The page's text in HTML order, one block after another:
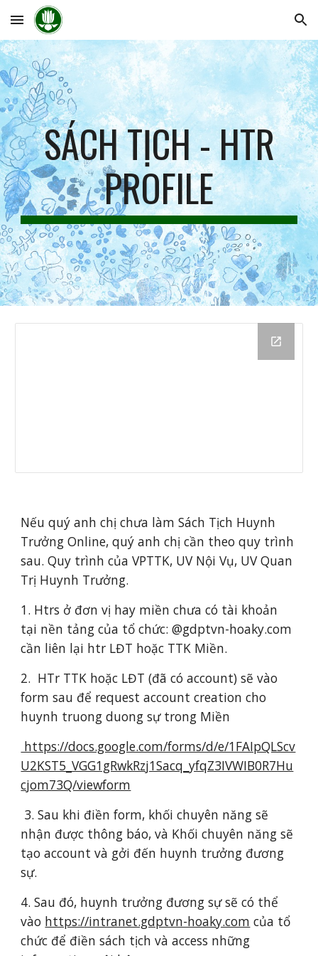
Skip to main content Skip to navigation
SÁCH TỊCH - HTR
PROFILE
Nếu quý anh chị chưa làm Sách Tịch Huynh
Trưởng Online, quý anh chịcần theo quy trình
sau. Quy trình của VPTTK, UV Nội Vụ, UV Quan
Trị Huynh Trưởng.
1. Htrs ở đơn vị hay miền chưa có tài khoản
tại nền tảng của tổ chức: @gdptvn-hoaky.com
cần liên lại htr LĐT hoặc TTK Miền.
2. HTr TTK hoặc LĐT (đã có account) sẽ vào
form sau để request account creation cho
huynh truong duong sự trong Miền
https://docs.google.com/forms/d/e/1FAIpQLScv
U2KST5_VGG1gRwkRzj1Sacq_yfqZ3IVWIB0R7Hu
cjom73Q/viewform
3. Sau khi điền form, khối chuyên năng sẽ
nhận được thông báo, và Khối chuyên năng sẽ
tạo account và gởi đến huynh trưởng đương
sự.
4. Sau đó, huynh trưởng đương sự sẽ có thể
vào https://intranet.gdptvn-hoaky.com của tổ
chức để điền sách tịch và access những